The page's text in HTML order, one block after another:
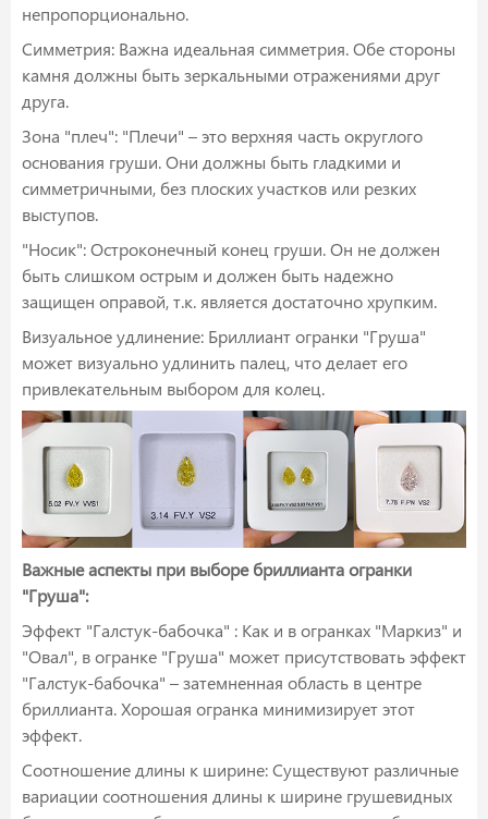
непропорционально.
Симметрия: Важна идеальная симметрия. Обе стороны
камня должны быть зеркальными отражениями друг
друга.
Зона "плеч": "Плечи" – это верхняя часть округлого
основания груши. Они должны быть гладкими и
симметричными, без плоских участков или резких
выступов.
"Носик": Остроконечный конец груши. Он не должен
быть слишком острым и должен быть надежно
защищен оправой, т.к. является достаточно хрупким.
Визуальное удлинение: Бриллиант огранки "Груша"
может визуально удлинить палец, что делает его
привлекательным выбором для колец.
Важные аспекты при выборе бриллианта огранки
"Груша":
Эффект "Галстук-бабочка" : Как и в огранках "Маркиз" и
"Овал", в огранке "Груша" может присутствовать эффект
"Галстук-бабочка" – затемненная область в центре
бриллианта. Хорошая огранка минимизирует этот
эффект.
Соотношение длины к ширине: Существуют различные
вариации соотношения длины к ширине грушевидных